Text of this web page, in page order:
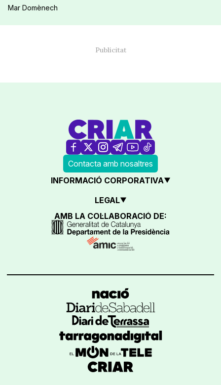
Mar Domènech
Contacta amb nosaltres
INFORMACIÓ CORPORATIVA
LEGAL
AMB LA COL·LABORACIÓ DE: